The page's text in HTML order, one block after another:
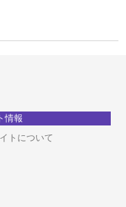
情報
トについて